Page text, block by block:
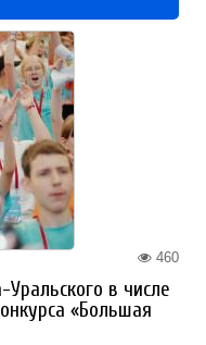
460
в числе
«Большая